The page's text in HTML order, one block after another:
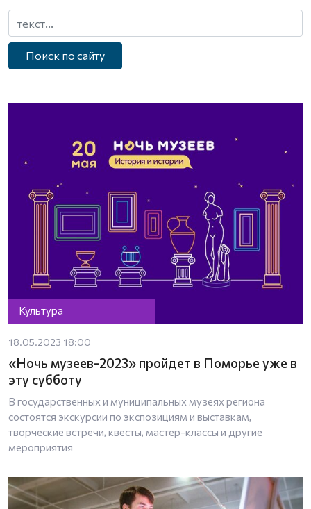
Поиск по сайту
Культура
18.05.2023 18:00
«Ночь музеев-2023» пройдет в Поморье уже в
эту субботу
В государственных и муниципальных музеях региона
состоятся экскурсии по экспозициям и выставкам,
творческие встречи, квесты, мастер-классы и другие
мероприятия